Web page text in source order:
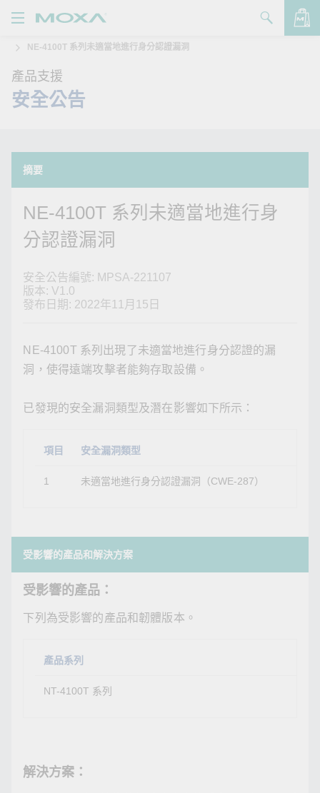
品
決方案
買
絡我們
Zone
Moxa
NE-4100T 系列未適當地進行身分認證漏洞
產品支援
安全公告
摘要
NE-4100T 系列未適當地進行身
分認證漏洞
安全公告編號: MPSA-221107
版本: V1.0
發布日期: 2022年11月15日
NE-4100T 系列出現了未適當地進行身分認證的漏
洞，使得遠端攻擊者能夠存取設備。
已發現的安全漏洞類型及潛在影響如下所示：
項目 安全漏洞類型
1 未適當地進行身分認證漏洞（CWE-287）
受影響的產品和解決方案
受影響的產品：
下列為受影響的產品和韌體版本。
產品系列
NT-4100T 系列
解決方案：
查看詢價明細